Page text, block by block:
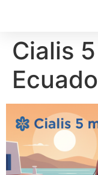
Cialis